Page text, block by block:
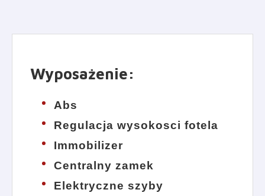
Wyposażenie:
Abs
Regulacja wysokosci fotela
Immobilizer
Centralny zamek
Elektryczne szyby